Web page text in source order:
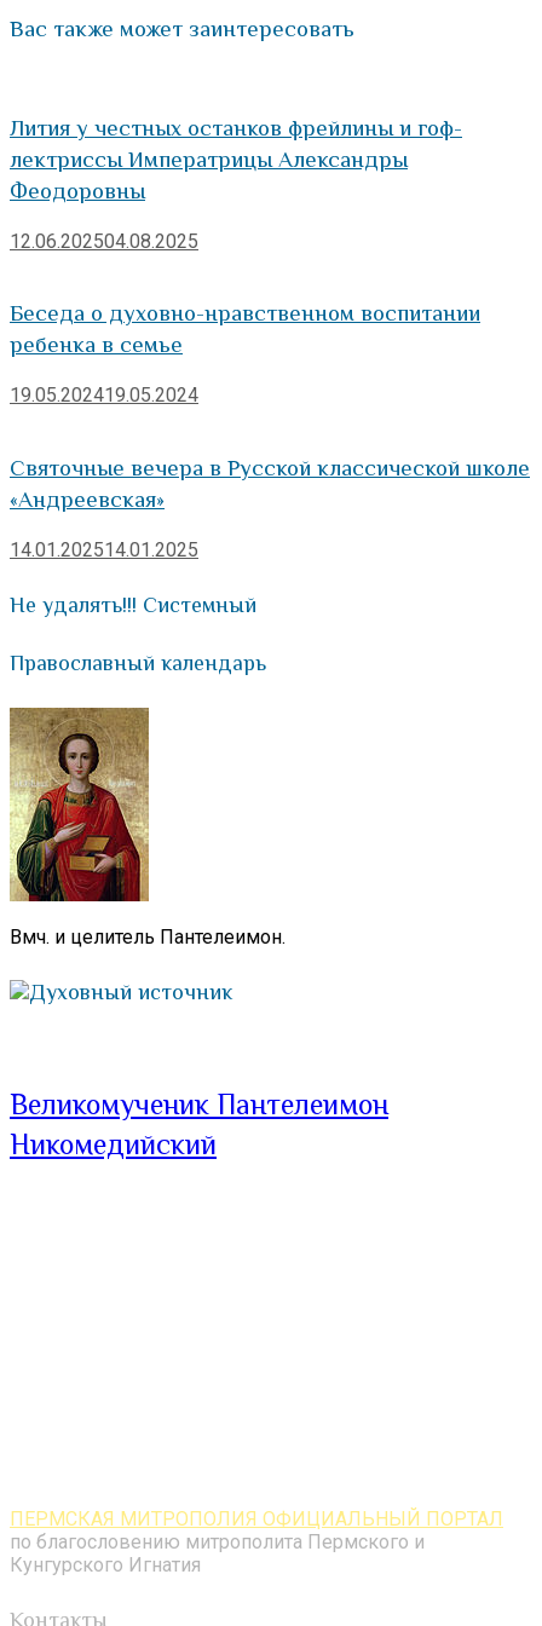
Вас также может заинтересовать
Лития у честных останков фрейлины и гоф-
лектриссы Императрицы Александры
Феодоровны
12.06.202504.08.2025
Беседа о духовно-нравственном воспитании
ребенка в семье
19.05.202419.05.2024
Святочные вечера в Русской классической школе
«Андреевская»
14.01.202514.01.2025
Не удалять!!! Системный
Православный календарь
Вмч. и целитель Пантелеимон.
Духовный источник
Великомученик Пантелеимон
Никомедийский
ПЕРМСКАЯ МИТРОПОЛИЯ ОФИЦИАЛЬНЫЙ ПОРТАЛ
по благословению митрополита Пермского и
Кунгурского Игнатия
Контакты